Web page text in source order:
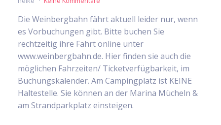
Die Weinbergbahn fährt aktuell leider nur, wenn
es Vorbuchungen gibt. Bitte buchen Sie
rechtzeitig ihre Fahrt online unter
www.weinbergbahn.de. Hier finden sie auch die
möglichen Fahrzeiten/ Ticketverfügbarkeit, im
Buchungskalender. Am Campingplatz ist KEINE
Haltestelle. Sie können an der Marina Mücheln &
am Strandparkplatz einsteigen.